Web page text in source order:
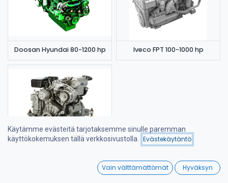
Suosituimmat
Wishlist
Doosan Hyundai 80-1200 hp Iveco FPT 100-1000 hp
Käytämme evästeitä tarjotaksemme sinulle paremman
käyttökokemuksen tällä verkkosivustolla.
Evästekäytäntö
Vain välttämättömät Hyväksyn